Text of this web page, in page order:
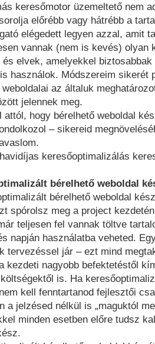
keresőmotor üzemeltető nem
előrébb vagy hátrébb a
elégedett legyen azzal, amit
vannak (nem is kevés) olyan
és elvek, amelyekkel
használok. Módszereim sikerét
az általuk
jelennek meg.
attól, hogy bérelhető weboldal
– sikereid
keresőoptimalizálás
bérelhető weboldal
bérelhető weboldal
spórolsz meg a project
teljesen fel vannak töltve
napján használatba veheted.
tervezéssel jár – ezt mind
kezdeti nagyobb befektetéstől
is. Ha
kell fenntartanod fejlesztői
a jelzésed nélkül is „maguktól
minden esetben előre tudsz